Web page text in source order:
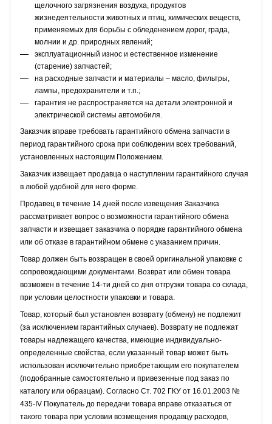
щелочного загрязнения воздуха, продуктов
жизнедеятельности животных и птиц, химических веществ,
применяемых для борьбы с обледенением дорог, града,
молнии и др. природных явлений;
эксплуатационный износ и естественное изменение
(старение) запчастей;
на расходные запчасти и материалы – масло, фильтры,
лампы, предохранители и т.п.;
гарантия не распространяется на детали электронной и
электрической системы автомобиля.
Заказчик вправе требовать гарантийного обмена запчасти в
период гарантийного срока при соблюдении всех требований,
установленных настоящим Положением.
Заказчик извещает продавца о наступлении гарантийного случая
в любой удобной для него форме.
Продавец в течение 14 дней после извещения Заказчика
рассматривает вопрос о возможности гарантийного обмена
запчасти и извещает заказчика о порядке гарантийного обмена
или об отказе в гарантийном обмене с указанием причин.
Товар должен быть возвращен в своей оригинальной упаковке с
сопровождающими документами. Возврат или обмен товара
возможен в течение 14-ти дней со дня отгрузки товара со склада,
при условии целостности упаковки и товара.
Товар, который был установлен возврату (обмену) не подлежит
(за исключением гарантийных случаев). Возврату не подлежат
товары надлежащего качества, имеющие индивидуально-
определенные свойства, если указанный товар может быть
использован исключительно приобретающим его покупателем
(подобранные самостоятельно и привезенные под заказ по
каталогу или образцам). Согласно Ст. 702 ГКУ от 16.01.2003 №
435-IV Покупатель до передачи товара вправе отказаться от
такого товара при условии возмещения продавцу расходов,